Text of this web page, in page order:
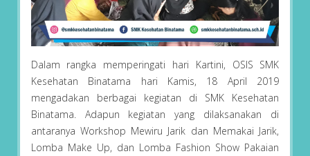
Dalam rangka memperingati hari Kartini, OSIS SMK
Kesehatan Binatama hari Kamis, 18 April 2019
mengadakan berbagai kegiatan di SMK Kesehatan
Binatama. Adapun kegiatan yang dilaksanakan di
antaranya Workshop Mewiru Jarik dan Memakai Jarik,
Lomba Make Up, dan Lomba Fashion Show Pakaian